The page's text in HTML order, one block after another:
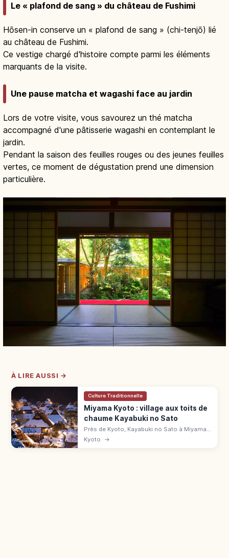
Le « plafond de sang » du château de Fushimi
Hōsen-in conserve un « plafond de sang » (chi-tenjō) lié
au château de Fushimi.
Ce vestige chargé d'histoire compte parmi les éléments
marquants de la visite.
Une pause matcha et wagashi face au jardin
Lors de votre visite, vous savourez un thé matcha
accompagné d'une pâtisserie wagashi en contemplant le
jardin.
Pendant la saison des feuilles rouges ou des jeunes feuilles
vertes, ce moment de dégustation prend une dimension
particulière.
À LIRE AUSSI →
Culture Traditionnelle
Miyama Kyoto : village aux toits de
chaume Kayabuki no Sato
Près de Kyoto, Kayabuki no Sato à Miyama
compte 39 chaumières sur 50 maisons.
Musée, parking, accès en bus depuis
Kyoto →